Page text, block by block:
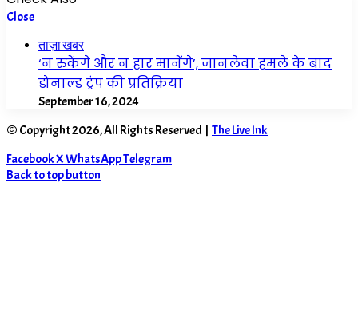
Close
ताज़ा खबर
‘न रुकेंगे और न हार मानेंगे’, जानलेवा हमले के बाद
डोनाल्ड ट्रंप की प्रतिक्रिया
September 16, 2024
© Copyright 2026, All Rights Reserved | The Live Ink
FacebookXWhatsAppTelegram
Back to top button